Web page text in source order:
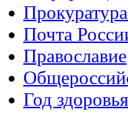
Почта
Православие
Год